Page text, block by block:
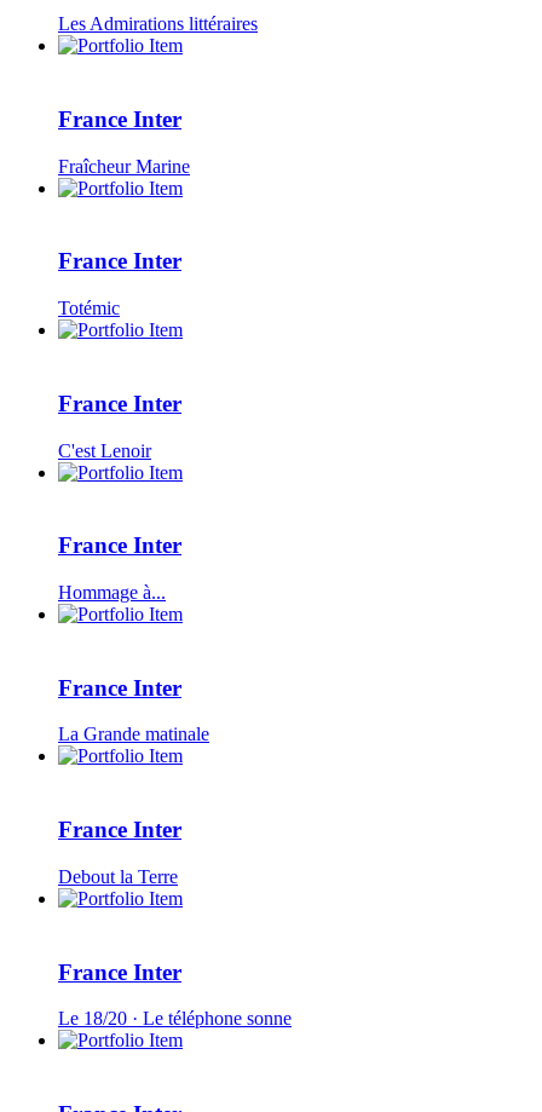
Les Admirations littéraires
France Inter
Fraîcheur Marine
France Inter
Totémic
France Inter
C'est Lenoir
France Inter
Hommage à...
France Inter
La Grande matinale
France Inter
Debout la Terre
France Inter
Le 18/20 · Le téléphone sonne